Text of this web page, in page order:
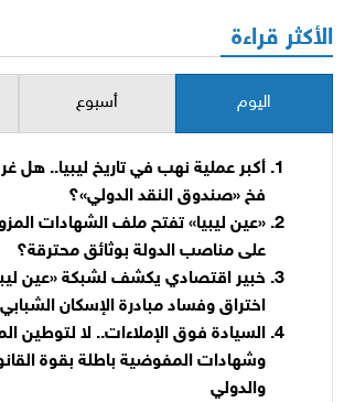
الأكثر قراءة
اليوم أسبوع
أكبر عملية نهب في تاريخ ليبيا.. هل
فخ «صندوق النقد الدولي»؟
«عين ليبيا» تفتح ملف الشهادات
على مناصب الدولة بوثائق محترقة؟
خبير اقتصادي يكشف لشبكة «عين
اختراق وفساد مبادرة الإسكان الشبابي
السيادة فوق الإملاءات.. لا لتوطين
وشهادات المفوضية باطلة بقوة
والدولي